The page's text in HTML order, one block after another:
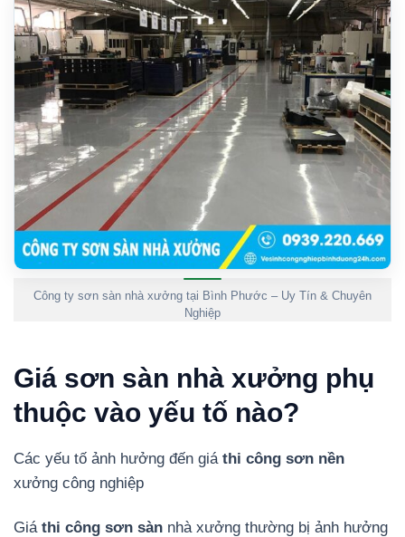
Công ty sơn sàn nhà xưởng tại Bình Phước – Uy Tín & Chuyên
Nghiệp
Giá sơn sàn nhà xưởng phụ
thuộc vào yếu tố nào?
Các yếu tố ảnh hưởng đến giá thi công sơn nền
xưởng công nghiệp
Giá thi công sơn sàn nhà xưởng thường bị ảnh hưởng